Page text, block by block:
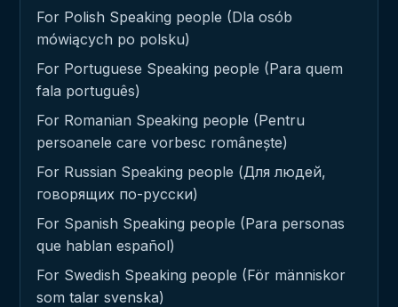
For Polish Speaking people (Dla osób
mówiących po polsku)
For Portuguese Speaking people (Para quem
fala português)
For Romanian Speaking people (Pentru
persoanele care vorbesc românește)
For Russian Speaking people (Для людей,
говорящих по-русски)
For Spanish Speaking people (Para personas
que hablan español)
For Swedish Speaking people (För människor
som talar svenska)